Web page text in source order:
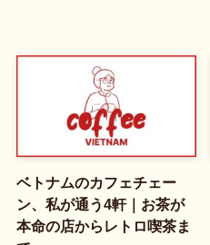
ベトナムのカフェチェー
ン、私が通う4軒｜お茶が
本命の店からレトロ喫茶ま